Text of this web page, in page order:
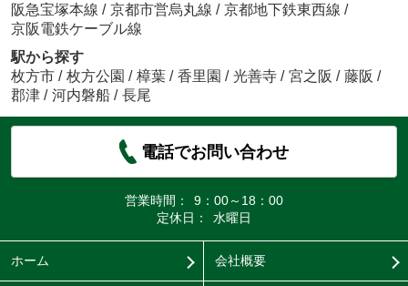
阪急宝塚本線 / 京都市営烏丸線 / 京都地下鉄東西線 /
京阪電鉄ケーブル線
駅から探す
枚方市 / 枚方公園 / 樟葉 / 香里園 / 光善寺 / 宮之阪 / 藤阪 /
郡津 / 河内磐船 / 長尾
電話でお問い合わせ
営業時間：
9：00～18：00
定休日：
水曜日
ホーム 会社概要